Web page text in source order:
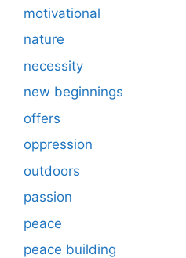
motivational
nature
necessity
new beginnings
offers
oppression
outdoors
passion
peace
peace building